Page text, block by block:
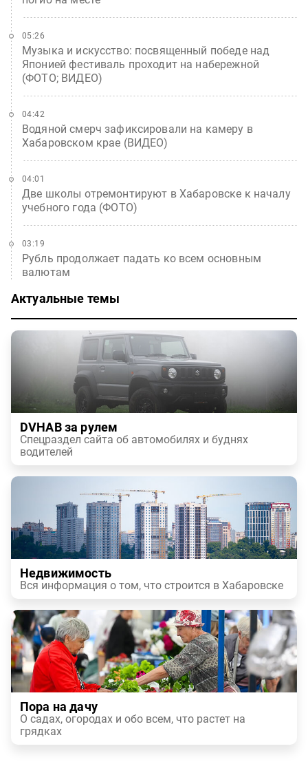
Музыка и искусство: посвященный победе над
Японией фестиваль проходит на набережной
(ФОТО; ВИДЕО)
05:26
Водяной смерч зафиксировали на камеру в
Хабаровском крае (ВИДЕО)
04:42
Две школы отремонтируют в Хабаровске к началу
учебного года (ФОТО)
04:01
Рубль продолжает падать ко всем основным
валютам
03:19
Актуальные темы
DVHAB за рулем
Спецраздел сайта об автомобилях и буднях
водителей
Недвижимость
Вся информация о том, что строится в Хабаровске
Пора на дачу
О садах, огородах и обо всем, что растет на
грядках